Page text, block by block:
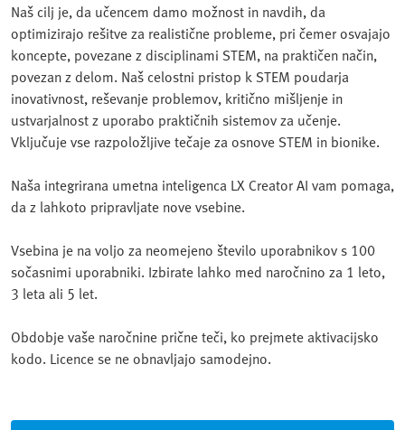
Naš cilj je, da učencem damo možnost in navdih, da
optimizirajo rešitve za realistične probleme, pri čemer osvajajo
koncepte, povezane z disciplinami STEM, na praktičen način,
povezan z delom. Naš celostni pristop k STEM poudarja
inovativnost, reševanje problemov, kritično mišljenje in
ustvarjalnost z uporabo praktičnih sistemov za učenje.
Vključuje vse razpoložljive tečaje za osnove STEM in bionike.
Naša integrirana umetna inteligenca LX Creator AI vam pomaga,
da z lahkoto pripravljate nove vsebine.
Vsebina je na voljo za neomejeno število uporabnikov s 100
sočasnimi uporabniki. Izbirate lahko med naročnino za 1 leto,
3 leta ali 5 let.
Obdobje vaše naročnine prične teči, ko prejmete aktivacijsko
kodo. Licence se ne obnavljajo samodejno.